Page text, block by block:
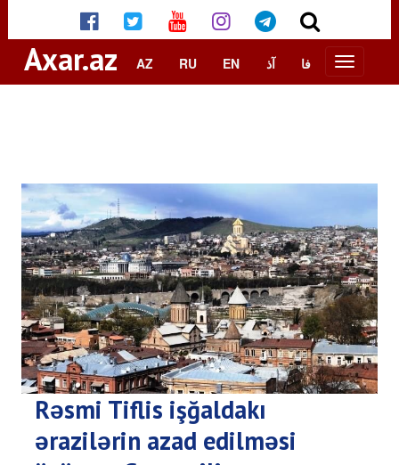
Axar.az AZ RU EN آذ فا
Rəsmi Tiflis işğaldakı
ərazilərin azad edilməsi